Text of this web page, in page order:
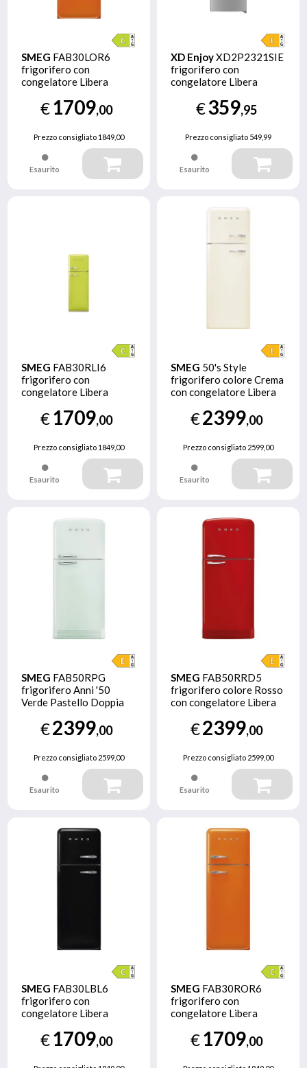
SMEG FAB30LOR6
frigorifero con
congelatore Libera
Arancione
€1709,00
Prezzo consigliato1849,00
Esaurito
XD EnjoyXD2P2321SIE
frigorifero con
congelatore Libera
Argento
€359,95
Prezzo consigliato 549,99
Esaurito
SMEG FAB30RLI6
frigorifero con
congelatore Libera
Lime€1709,00
Prezzo consigliato1849,00
Esaurito
SMEG 50's Style
frigorifero colore Crema
con congelatore Libera
€2399,00
Prezzo consigliato 2599,00
Esaurito
SMEG FAB50RPG
frigorifero Anni '50
Verde Pastello Doppia
€2399,00
Prezzo consigliato2599,00
Esaurito
SMEG FAB50RRD5
frigorifero colore Rosso
con congelatore Libera
€2399,00
Prezzo consigliato 2599,00
Esaurito
SMEG FAB30LBL6
frigorifero con
congelatore Libera
Nero€1709,00
SMEG FAB30ROR6
frigorifero con
congelatore Libera
Arancione
€1709,00